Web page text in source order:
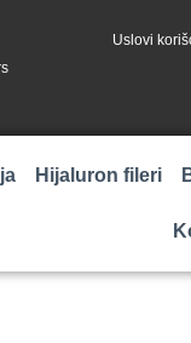
Uslovi
Hijaluron fileri